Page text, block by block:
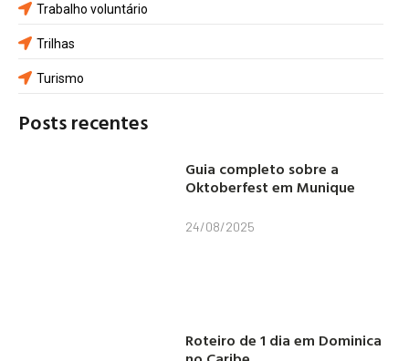
Trabalho voluntário
Trilhas
Turismo
Posts recentes
Guia completo sobre a
Oktoberfest em Munique
24/08/2025
Roteiro de 1 dia em Dominica